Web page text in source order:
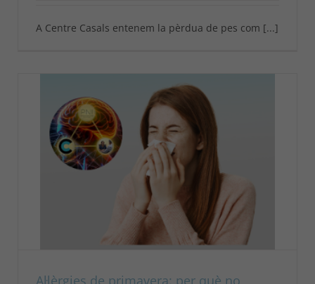
A Centre Casals entenem la pèrdua de pes com [...]
Al·lèrgies de primavera: per què no